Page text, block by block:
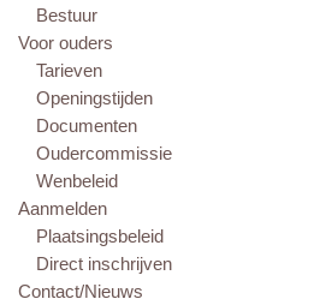
Bestuur
Voor ouders
Tarieven
Openingstijden
Documenten
Oudercommissie
Wenbeleid
Aanmelden
Plaatsingsbeleid
Direct inschrijven
Contact/Nieuws